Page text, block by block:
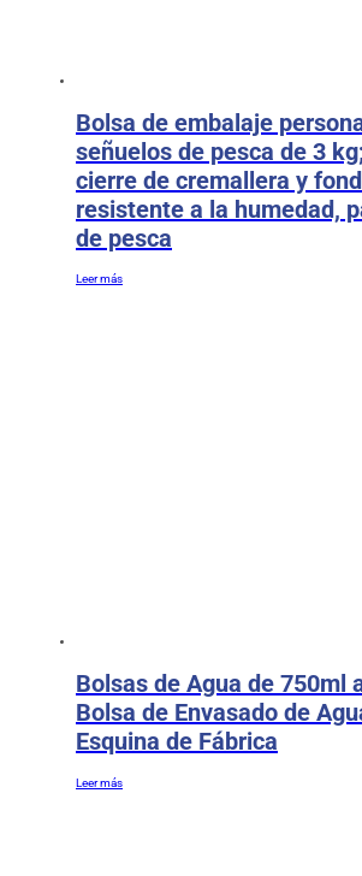
Bolsa de embalaje
señuelos de pesca de 3
cierre de cremallera y
resistente a la humedad,
de pesca
Leer más
Bolsas de Agua de 750ml
Bolsa de Envasado de
Esquina de Fábrica
Leer más